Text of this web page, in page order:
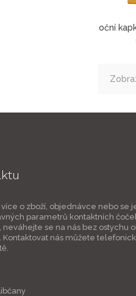
oční
o zboží, objednávce nebo se
parametrů kontaktních
neváhejte se na nás bez ostychu
Kontaktovat nás můžete